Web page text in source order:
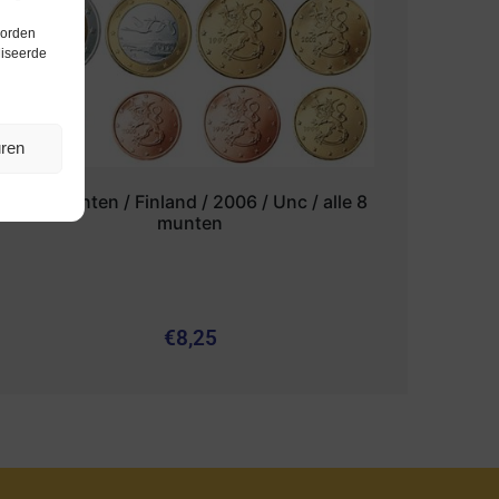
Euromunten / Finland / 2006 / Unc / alle 8
munten
€8,25